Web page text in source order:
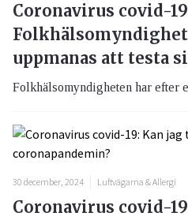
Coronavirus covid-
uppmanas att testa
Folkhälsomyndigheten har efter
30 december, 2024 Luftvägarna & Allergi
Coronavirus covid-